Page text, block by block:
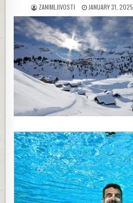
AUTHOR:
ZANIMLJIVOSTI
PUBLISHED
DATE:
JANUARY 31, 2025